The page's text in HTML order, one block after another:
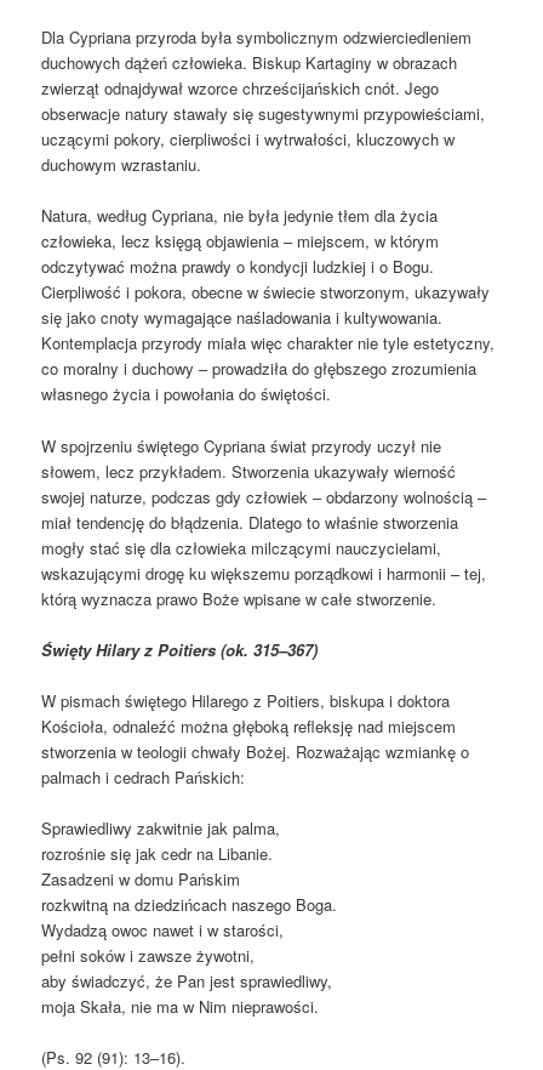
Dla Cypriana przyroda była symbolicznym odzwierciedleniem
duchowych dążeń człowieka. Biskup Kartaginy w obrazach
zwierząt odnajdywał wzorce chrześcijańskich cnót. Jego
obserwacje natury stawały się sugestywnymi przypowieściami,
uczącymi pokory, cierpliwości i wytrwałości, kluczowych w
duchowym wzrastaniu.
Natura, według Cypriana, nie była jedynie tłem dla życia
człowieka, lecz księgą objawienia – miejscem, w którym
odczytywać można prawdy o kondycji ludzkiej i o Bogu.
Cierpliwość i pokora, obecne w świecie stworzonym, ukazywały
się jako cnoty wymagające naśladowania i kultywowania.
Kontemplacja przyrody miała więc charakter nie tyle estetyczny,
co moralny i duchowy – prowadziła do głębszego zrozumienia
własnego życia i powołania do świętości.
W spojrzeniu świętego Cypriana świat przyrody uczył nie
słowem, lecz przykładem. Stworzenia ukazywały wierność
swojej naturze, podczas gdy człowiek – obdarzony wolnością –
miał tendencję do błądzenia. Dlatego to właśnie stworzenia
mogły stać się dla człowieka milczącymi nauczycielami,
wskazującymi drogę ku większemu porządkowi i harmonii – tej,
którą wyznacza prawo Boże wpisane w całe stworzenie.
Święty Hilary z Poitiers(ok. 315–367)
W pismach świętego Hilarego z Poitiers, biskupa i doktora
Kościoła, odnaleźć można głęboką refleksję nad miejscem
stworzenia w teologii chwały Bożej. Rozważając wzmiankę o
palmach i cedrach Pańskich:
Sprawiedliwy zakwitnie jak palma,
rozrośnie się jak cedr na Libanie.
Zasadzeni w domu Pańskim
rozkwitną na dziedzińcach naszego Boga.
Wydadzą owoc nawet i w starości,
pełni soków i zawsze żywotni,
aby świadczyć, że Pan jest sprawiedliwy,
moja Skała, nie ma w Nim nieprawości.
(Ps. 92 (91): 13–16).